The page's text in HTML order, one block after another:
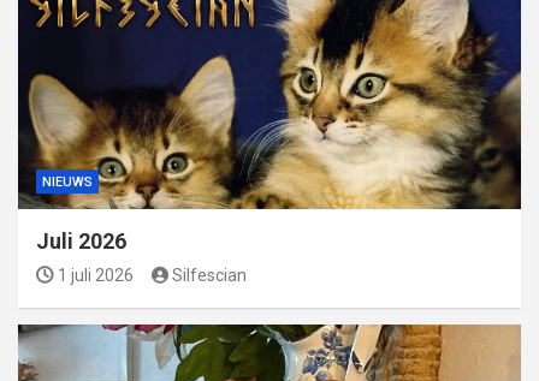
NIEUWS
Juli 2026
1 juli 2026 Silfescian